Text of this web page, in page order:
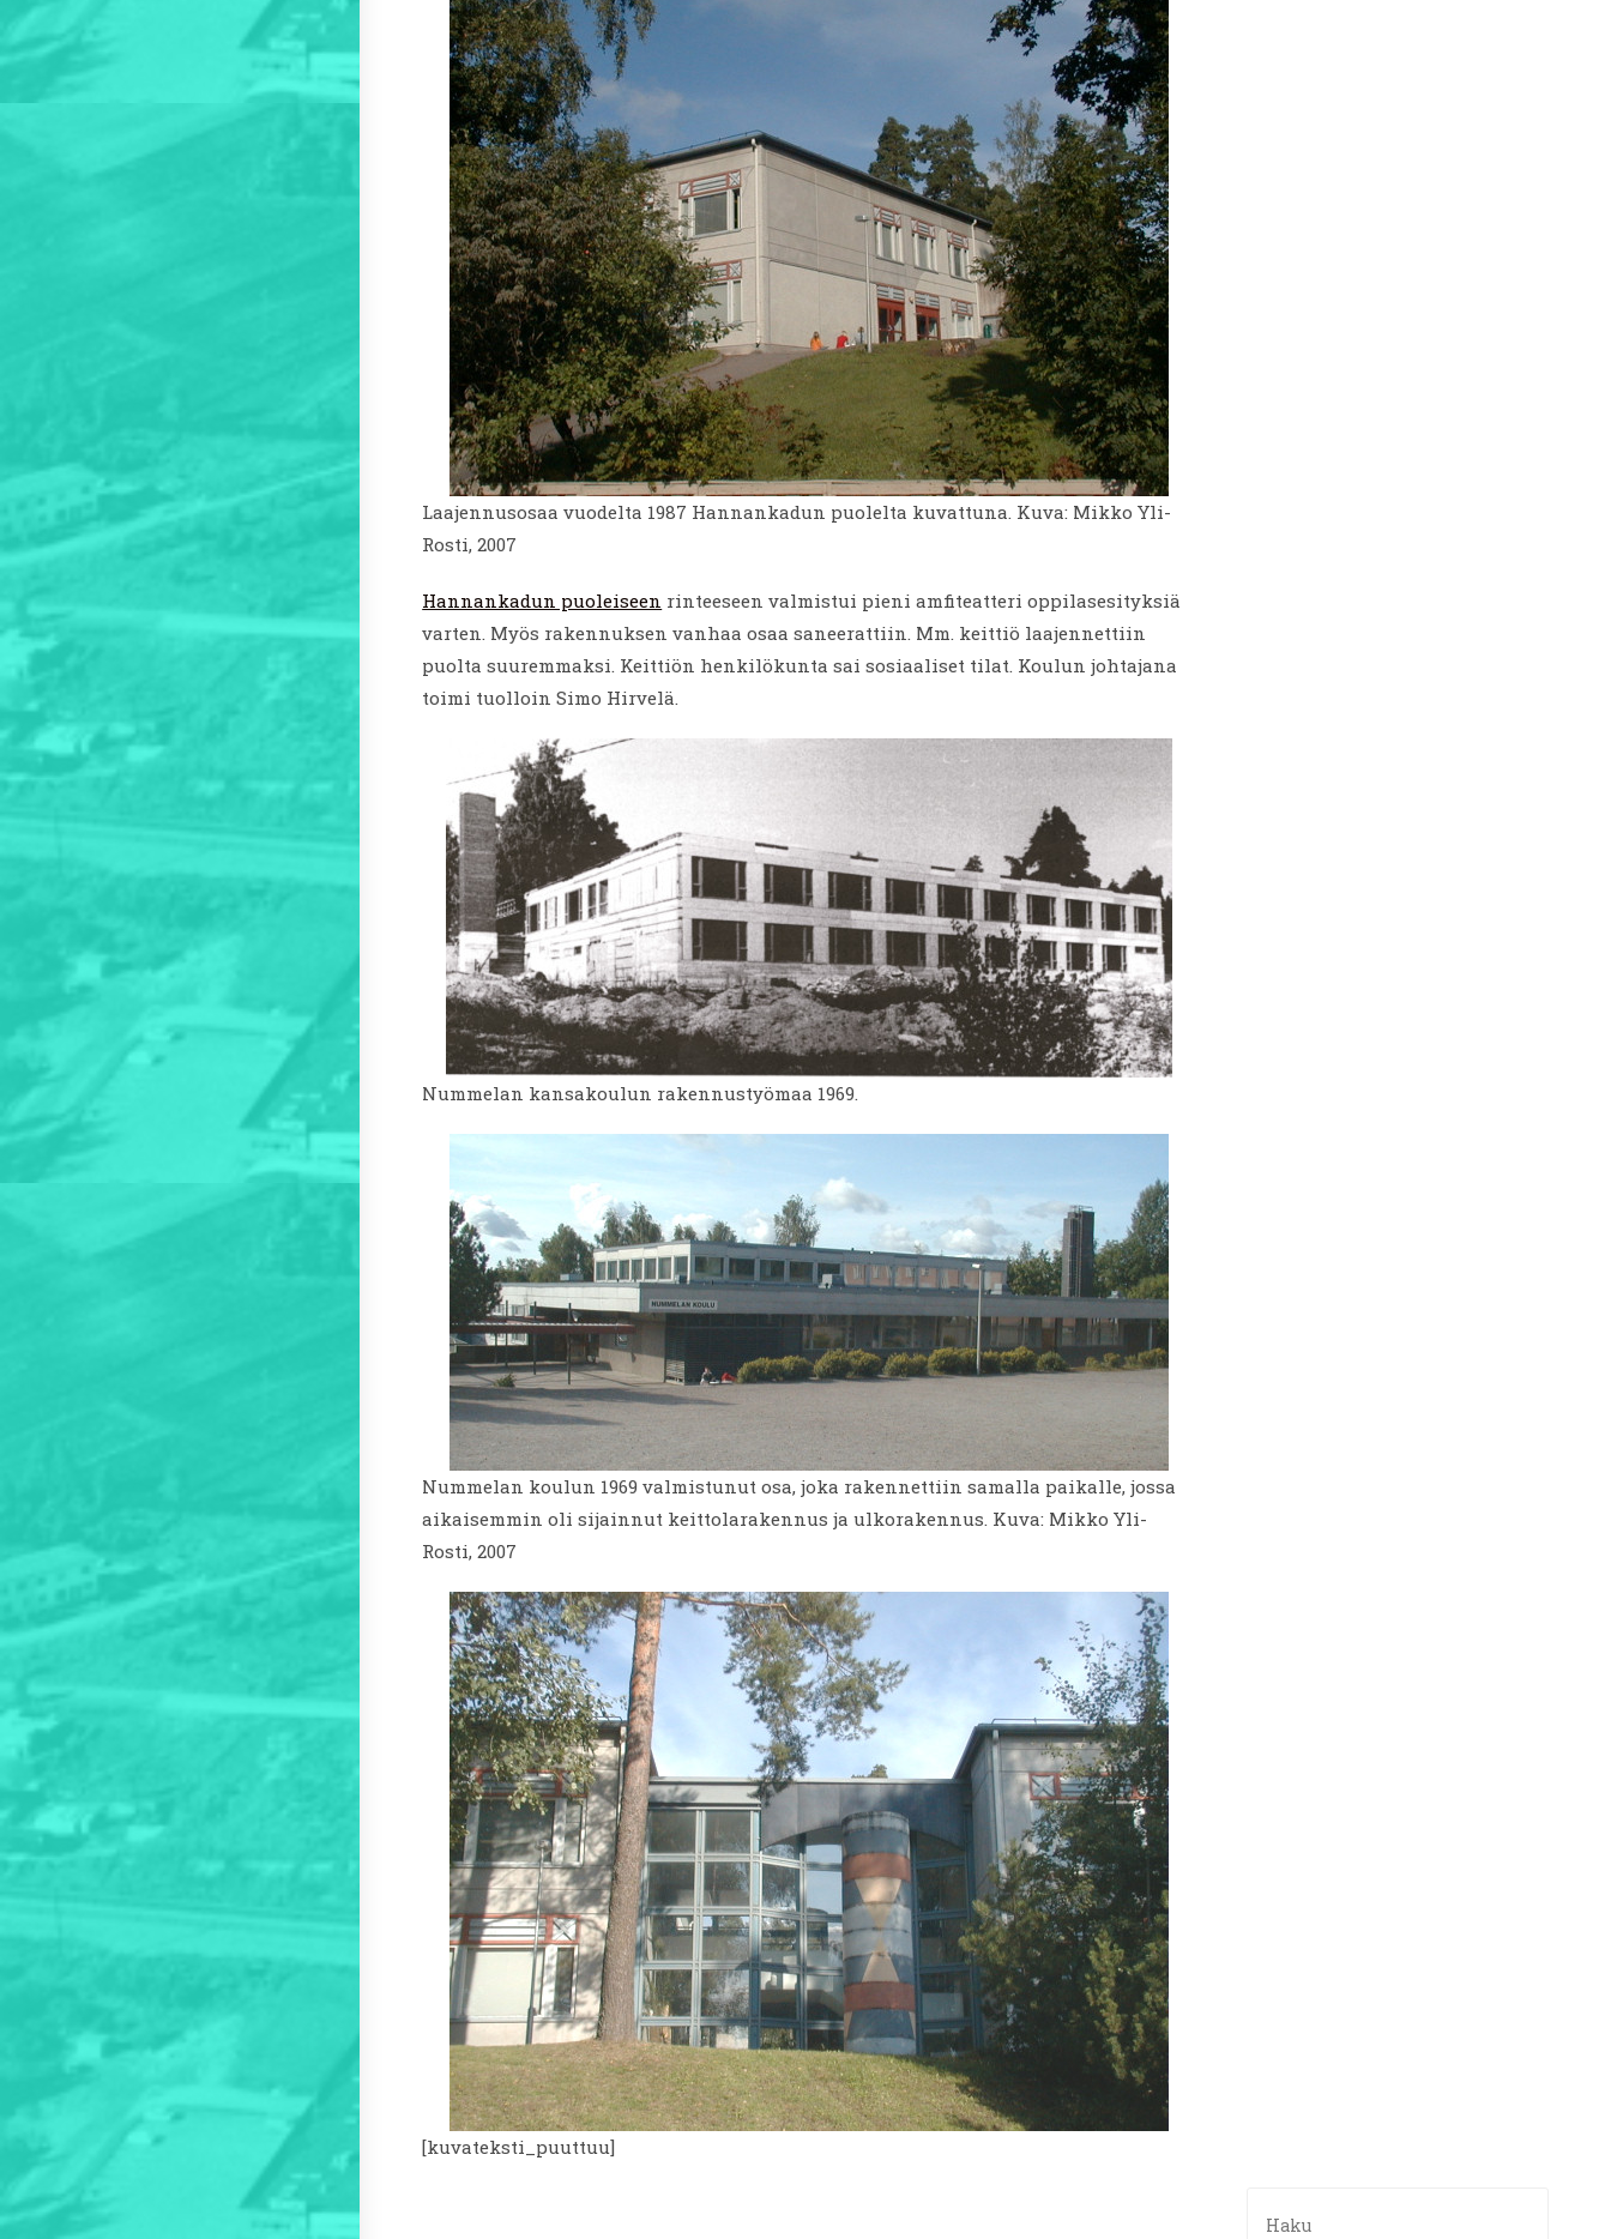
Laajennusosaa vuodelta 1987 Hannankadun puolelta kuvattuna. Kuva: Mikko Yli-
Rosti, 2007
Hannankadun puoleiseen rinteeseen valmistui pieni amfiteatteri oppilasesityksiä
varten. Myös rakennuksen vanhaa osaa saneerattiin. Mm. keittiö laajennettiin
puolta suuremmaksi. Keittiön henkilökunta sai sosiaaliset tilat. Koulun johtajana
toimi tuolloin Simo Hirvelä.
Nummelan kansakoulun rakennustyömaa 1969.
Nummelan koulun 1969 valmistunut osa, joka rakennettiin samalla paikalle, jossa
aikaisemmin oli sijainnut keittolarakennus ja ulkorakennus. Kuva: Mikko Yli-
Rosti, 2007
[kuvateksti_puuttuu]